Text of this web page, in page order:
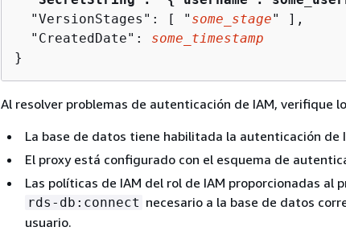
  "VersionStages": [ "
some_stage" ],
  "CreatedDate":
some_timestamp
}
Al resolver problemas de autenticación de IAM, verifique
La base de datos tiene habilitada la autenticación de
El proxy está configurado con el esquema de
Las políticas de IAM del rol de IAM proporcionadas al
rds-db:connect necesario a la base de datos
usuario.